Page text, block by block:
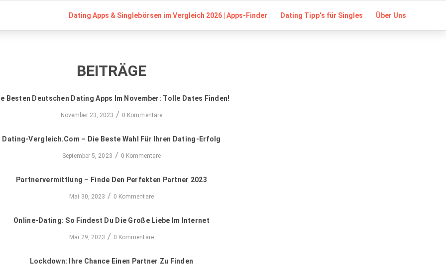
Dating Apps & Singlebörsen im Vergleich 2026 | Apps-Finder Dating Tipp‘s für Singles Über Uns
BEITRÄGE
Besten Deutschen Dating Apps Im November: Tolle Dates Finden!
November 23, 2023 / 0 Kommentare
Dating-Vergleich.com – Die Beste Wahl Für Ihren Dating-Erfolg
September 5, 2023 / 0 Kommentare
Partnervermittlung – Finde Den Perfekten Partner 2023
Mai 30, 2023 / 0 Kommentare
Online-Dating: So Findest Du Die Große Liebe Im Internet
Mai 29, 2023 / 0 Kommentare
Lockdown: Ihre Chance Einen Partner Zu Finden